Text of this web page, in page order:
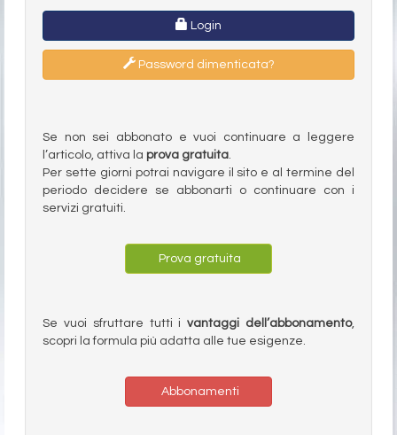
Login
Password dimenticata?
Se non sei abbonato e vuoi continuare a leggere
l’articolo, attiva la prova gratuita.
Per sette giorni potrai navigare il sito e al termine del
periodo decidere se abbonarti o continuare con i
servizi gratuiti.
Prova gratuita
Se vuoi sfruttare tutti ivantaggi dell’abbonamento,
scopri la formula più adatta alle tue esigenze.
Abbonamenti